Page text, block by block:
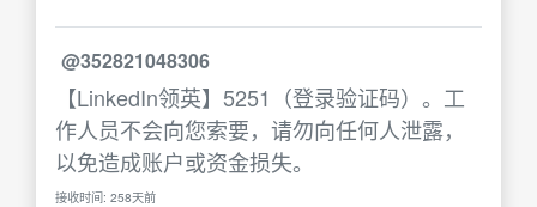
@352821048306
【LinkedIn领英】5251（登录验证码）。工
作人员不会向您索要，请勿向任何人泄露，
以免造成账户或资金损失。
接收时间: 258天前